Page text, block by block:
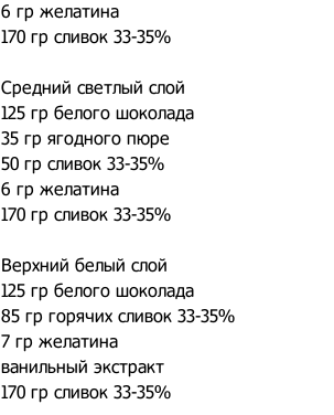
6 гр желатина
170 гр сливок 33-35%
Средний светлый слой
125 гр белого шоколада
35 гр ягодного пюре
50 гр сливок 33-35%
6 гр желатина
170 гр сливок 33-35%
Верхний белый слой
125 гр белого шоколада
85 гр горячих сливок 33-35%
7 гр желатина
ванильный экстракт
170 гр сливок 33-35%